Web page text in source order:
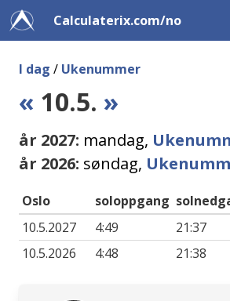
Calculaterix.com/no
I dag / Ukenummer
« 10.5. »
år 2027: mandag,
år 2026: søndag,
Oslo soloppgang
10.5.2027
4:49
21:37
10.5.2026
4:48 21:38